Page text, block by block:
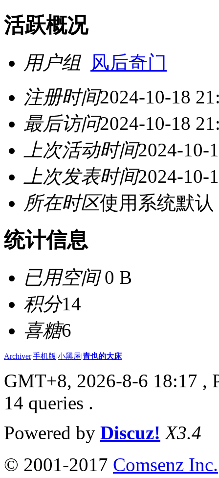
活跃概况
用户组 风后奇门
注册时间2024-10-18
最后访问2024-10-18
上次活动时间2024-10-
上次发表时间2024-10-
所在时区使用系统默认
统计信息
已用空间0 B
积分14
喜糖6
Archiver|手机版|小黑屋|青也的大床
GMT+8, 2026-8-6 18:17 ,
14 queries .
Powered by Discuz! X3.4
© 2001-2017 Comsenz Inc.